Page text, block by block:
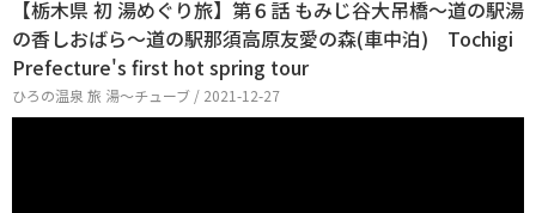
【栃木県 初 湯めぐり旅】第６話 もみじ谷大吊橋～道の駅湯
の香しおばら～道の駅那須高原友愛の森(車中泊) Tochigi
Prefecture's first hot spring tour
ひろの温泉 旅 湯～チューブ / 2021-12-27